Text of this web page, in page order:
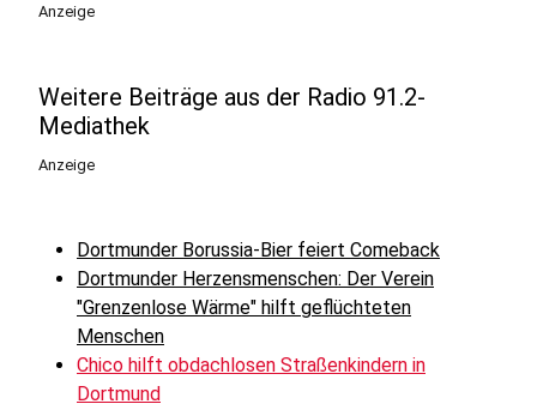
Anzeige
Weitere Beiträge aus der Radio 91.2-
Mediathek
Anzeige
Dortmunder Borussia-Bier feiert Comeback
Dortmunder Herzensmenschen: Der Verein
"Grenzenlose Wärme" hilft geflüchteten
Menschen
Chico hilft obdachlosen Straßenkindern in
Dortmund